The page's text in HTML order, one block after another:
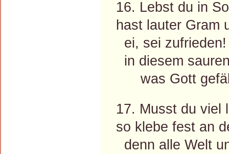
16. Lebst du in
hast lauter Gram
ei, sei
in diesem
was Gott
17. Musst du viel
so klebe fest an
denn alle Welt